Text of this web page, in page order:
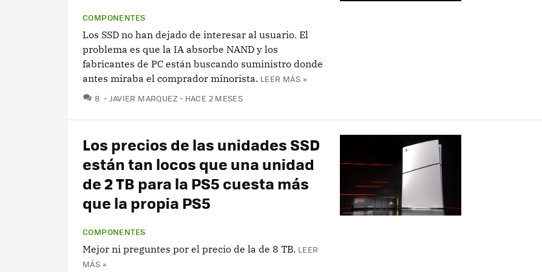
COMPONENTES
Los SSD no han dejado de interesar al usuario. El
problema es que la IA absorbe NAND y los
fabricantes de PC están buscando suministro donde
antes miraba el comprador minorista. LEER MÁS »
8 COMENTARIOS
JAVIER MARQUEZ HACE 2 MESES
Los precios de las unidades SSD
están tan locos que una unidad
de 2 TB para la PS5 cuesta más
que la propia PS5
COMPONENTES
Mejor ni preguntes por el precio de la de 8 TB. LEER
MÁS »